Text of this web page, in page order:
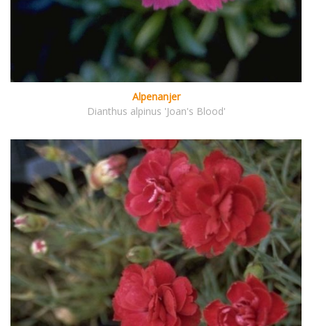
Alpenanjer
Dianthus alpinus 'Joan's Blood'